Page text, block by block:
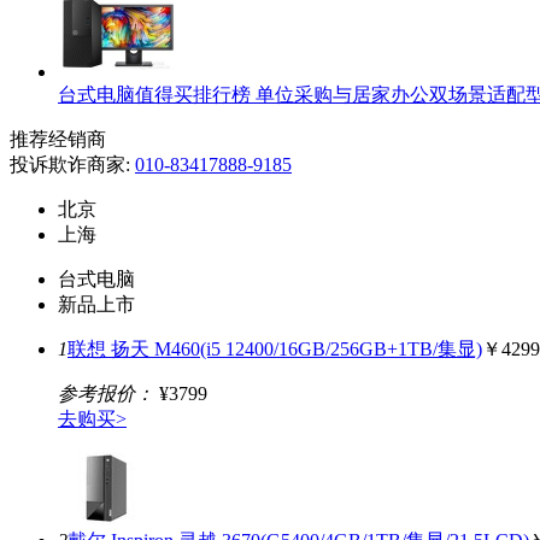
台式电脑值得买排行榜 单位采购与居家办公双场景适配
推荐经销商
投诉欺诈商家: 010-83417888-9185
北京
上海
台式电脑
新品上市
1联想 扬天 M460(i5 12400/16GB/256GB+1TB/集显) ￥4299
参考报价： ¥3799
去购买>